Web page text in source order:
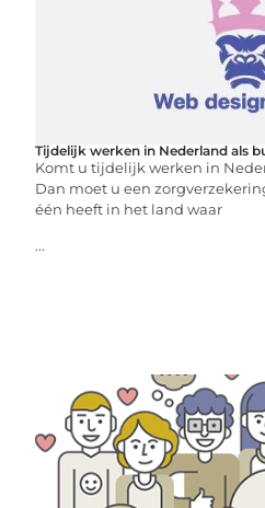
Tijdelijk werken in Nederland als
Komt u tijdelijk werken in
Dan moet u een
één heeft in het land waar
...